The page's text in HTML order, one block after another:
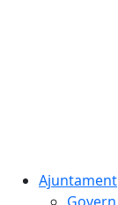
Ajuntament